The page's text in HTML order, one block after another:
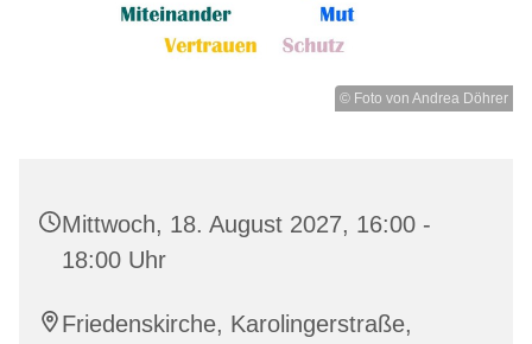
© Foto von Andrea Döhrer
Mittwoch, 18. August 2027, 16:00 -
18:00 Uhr
Friedenskirche, Karolingerstraße,